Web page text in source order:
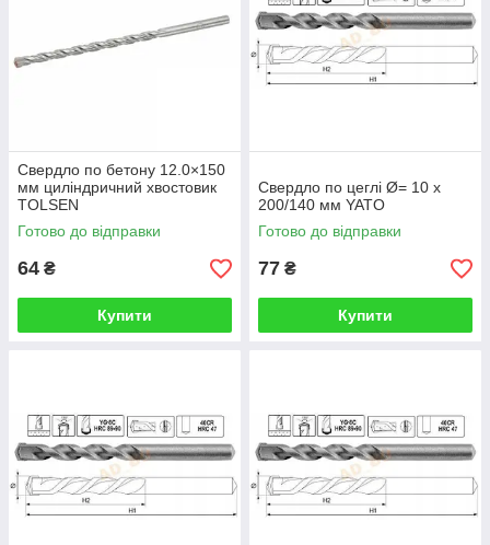
Свердло по бетону 12.0×150
мм циліндричний хвостовик
TOLSEN
Готово до відправки
64 ₴
Купити
Свердло по цеглі Ø= 10 х
200/140 мм YATO
Готово до відправки
77 ₴
Купити